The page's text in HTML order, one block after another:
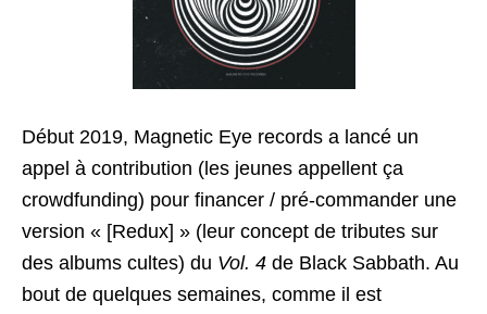
Début 2019, Magnetic Eye records a lancé un
appel à contribution (les jeunes appellent ça
crowdfunding) pour financer / pré-commander une
version « [Redux] » (leur concept de tributes sur
des albums cultes) du Vol. 4 de Black Sabbath. Au
bout de quelques semaines, comme il est